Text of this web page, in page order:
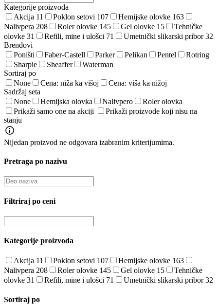
Kategorije proizvoda
Akcija 11 Poklon setovi 107 Hemijske olovke 163
Nalivpera 208 Roler olovke 145 Gel olovke 15
Tehničke
olovke 31 Refili, mine i ulošci 71 Umetnički slikarski pribor32
Brendovi
Poništi
Faber-Castell Parker Pelikan Pentel
Rotring
Sharpie
Sheaffer
Waterman
Sortiraj po
None
Cena: niža ka višoj
Cena: viša ka nižoj
Sadržaj seta
None
Hemijska olovka Nalivpero
Roler olovka
Prikaži samo one na akciji
Prikaži proizvode koji nisu na
stanju
Nijedan proizvod ne odgovara izabranim kriterijumima.
Pretraga po nazivu
Filtriraj po ceni
Kategorije proizvoda
Akcija 11 Poklon setovi 107 Hemijske olovke 163
Nalivpera 208 Roler olovke 145 Gel olovke 15
Tehničke
olovke 31 Refili, mine i ulošci 71 Umetnički slikarski pribor32
Sortiraj po